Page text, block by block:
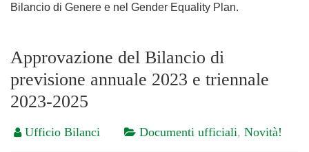
Bilancio di Genere e nel Gender Equality Plan.
Approvazione del Bilancio di
previsione annuale 2023 e triennale
2023-2025
Ufficio Bilanci Documenti ufficiali, Novità!